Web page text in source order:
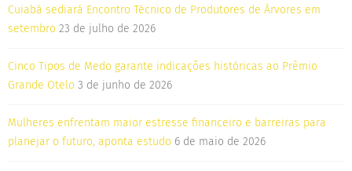
Cuiabá sediará Encontro Técnico de Produtores de Árvores em
setembro 23 de julho de 2026
Cinco Tipos de Medo garante indicações históricas ao Prêmio
Grande Otelo 3 de junho de 2026
Mulheres enfrentam maior estresse financeiro e barreiras para
planejar o futuro, aponta estudo 6 de maio de 2026